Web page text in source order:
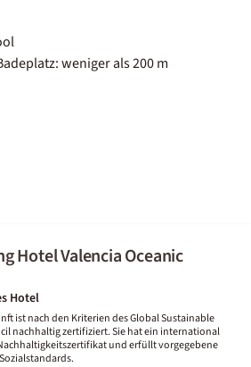
weniger als 200 m
Hotel Valencia Oceanic
Hotel
ist nach den Kriterien des Global Sustainable
nachhaltig zertifiziert. Sie hat ein international
und erfüllt vorgegebene